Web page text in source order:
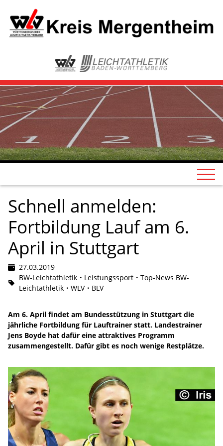
Schnell anmelden:
Fortbildung Lauf am 6.
April in Stuttgart
27.03.2019
BW-Leichtathletik
Leistungssport
Top-News BW-
Leichtathletik
WLV BLV
Am 6. April findet am Bundesstützung in Stuttgart die
jährliche Fortbildung für Lauftrainer statt. Landestrainer
Jens Boyde hat dafür eine attraktives Programm
zusammengestellt. Dafür gibt es noch wenige Restplätze.